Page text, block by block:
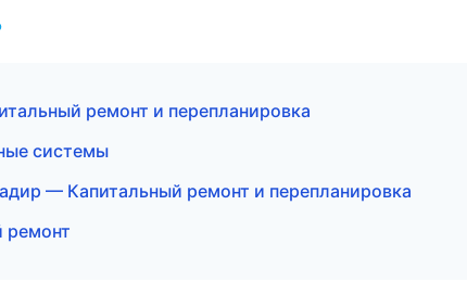
ремонт и перепланировка
системы
— Капитальный ремонт и перепланировка
ремонт